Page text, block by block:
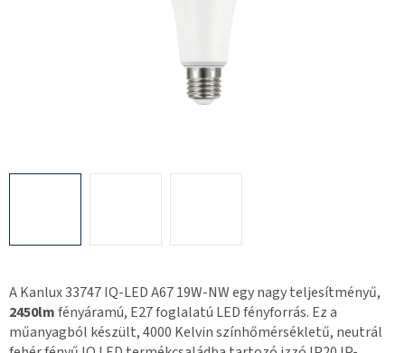
A Kanlux 33747 IQ-LED A67 19W-NW egy nagy teljesítményű,
2450lmfényáramú, E27 foglalatú LED fényforrás. Ez a
műanyagból készült, 4000 Kelvin színhőmérsékletű, neutrál